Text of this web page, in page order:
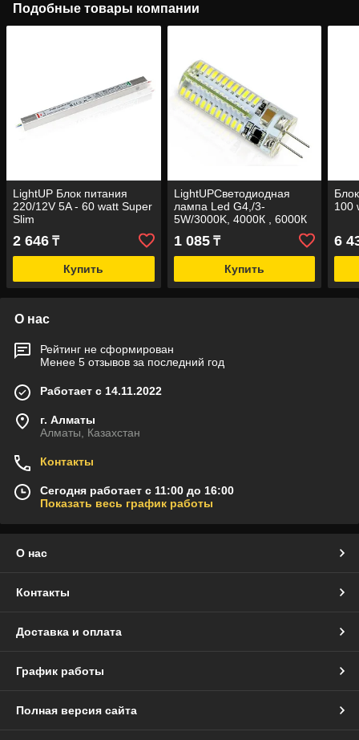
Подобные товары компании
LightUP Блок питания
220/12V 5A - 60 watt Super
Slim
2 646 ₸
Купить
LightUPСветодиодная
лампа Led G4,/3-
5W/3000K, 4000К , 6000К
1 085₸
Купить
100
6
О нас
Рейтинг не сформирован
Менее 5 отзывов за последний год
Работает с 14.11.2022
г. Алматы
Алматы, Казахстан
Контакты
Сегодня работает с 11:00 до 16:00
Показать весь график работы
О нас
Контакты
Доставка и оплата
График работы
Полная версия сайта